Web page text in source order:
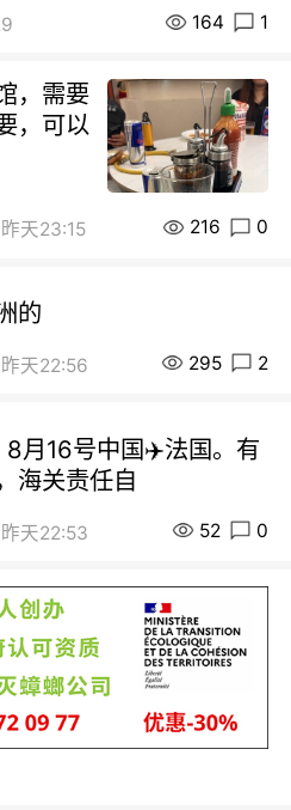
164 1
，需要
，可以
昨天23:15 216 0
的
昨天22:56 295 2
月16号中国✈️法国。有
海关责任自
昨天22:53 52 0